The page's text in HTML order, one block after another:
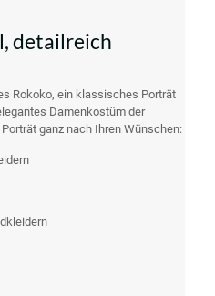
detailreich
Rokoko, ein klassisches Porträt
Damenkostüm der
ganz nach Ihren Wünschen: